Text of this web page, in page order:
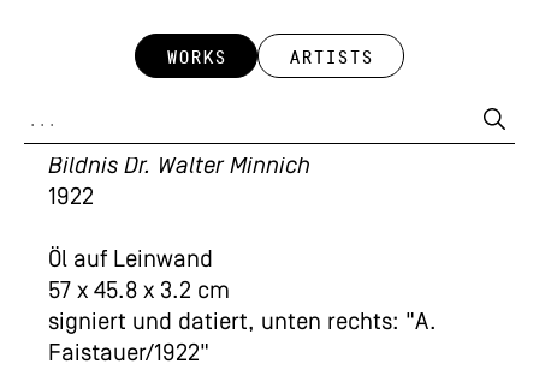
WORKS ARTISTS
Bildnis Dr. Walter Minnich
1922
Öl auf Leinwand
57 x 45.8 x 3.2 cm
signiert und datiert, unten rechts: "A.
Faistauer/1922"